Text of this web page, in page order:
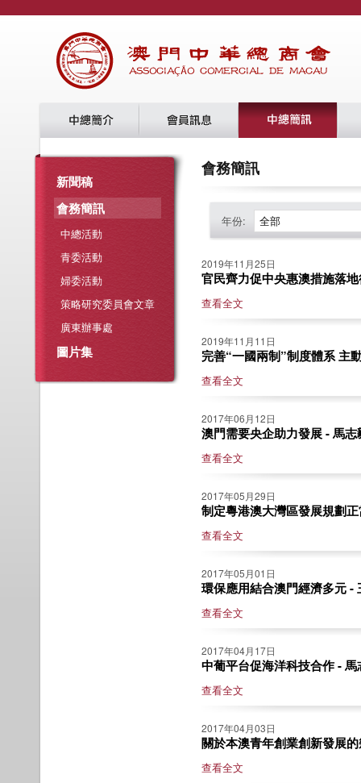
新聞稿
會務簡訊
中總活動
青委活動
婦委活動
策略研究委員會文章
廣東辦事處
圖片集
會務簡訊
年份: 全部
2019年11月25日
官民齊力促中央惠澳措施落
查看全文
2019年11月11日
完善“一國兩制”制度體系 主
查看全文
2017年06月12日
澳門需要央企助力發展 - 馬志
查看全文
2017年05月29日
制定粵港澳大灣區發展規劃
查看全文
2017年05月01日
環保應用結合澳門經濟多元 -
查看全文
2017年04月17日
中葡平台促海洋科技合作 - 馬
查看全文
2017年04月03日
關於本澳青年創業創新發展
查看全文